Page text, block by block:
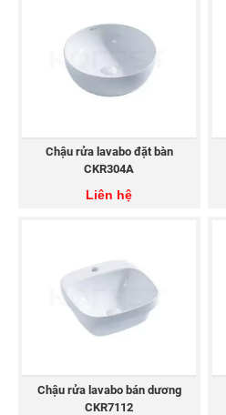
Chậu rửa lavabo đặt bàn
CKR304A
Liên hệ
Chậu rửa lavabo bán dương
CKR7112